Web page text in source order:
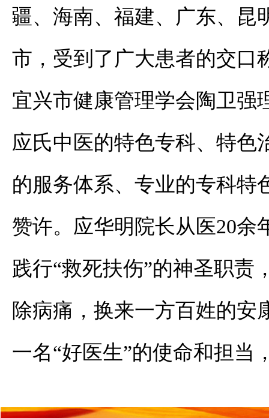
疆、海南、福建、广东、昆
市 ， 受到了广大患者的交⼝
宜兴市健康管理学会陶卫强
应氏中医的特色专科、特色
的服务体系、专业的专科特
赞许。应华明院长从医20余
践行“救死扶伤”的神圣职责
除病痛，换来一方百姓的安
一名“好医生”的使命和担当